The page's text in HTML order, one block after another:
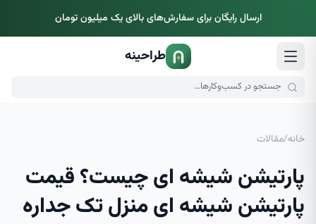
ارسال رایگان برای سفارش‌های بالای یک میلیون تومان
طراحینه
خانه/مقالات
پارتیشن شیشه ای چیست؟ قیمت
پارتیشن شیشه ای منزل تک جداره